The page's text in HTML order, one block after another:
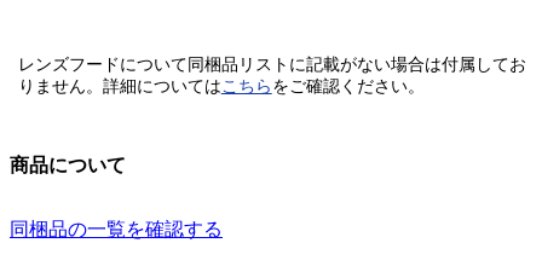
レンズフードについて同梱品リストに記載がない場合は付属してお
りません。 詳細についてはこちら をご確認ください。
商品について
同梱品の一覧を確認する